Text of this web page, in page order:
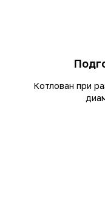
Котлован при